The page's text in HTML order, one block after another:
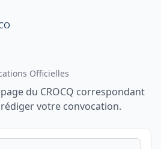
Officielles
du CROCQ correspondant
votre convocation.